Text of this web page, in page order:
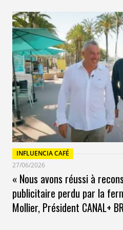
INFLUENCIA CAFÉ
27/06/2026
« Nous avons réussi à
publicitaire perdu par la
Mollier, Président CANAL+